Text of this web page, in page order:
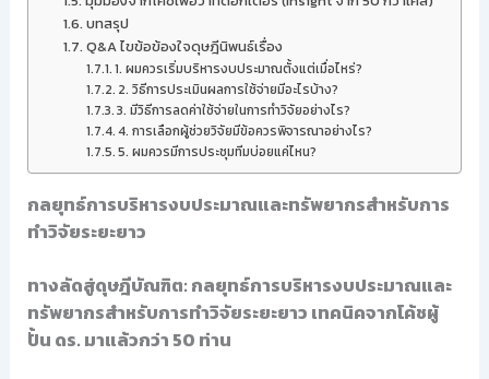
บทสรุป
Q&A ไขข้อข้องใจดุษฎีนิพนธ์เรื่อง
1. ผมควรเริ่มบริหารงบประมาณตั้งแต่เมื่อไหร่?
2. วิธีการประเมินผลการใช้จ่ายมีอะไรบ้าง?
3. มีวิธีการลดค่าใช้จ่ายในการทำวิจัยอย่างไร?
4. การเลือกผู้ช่วยวิจัยมีข้อควรพิจารณาอย่างไร?
5. ผมควรมีการประชุมทีมบ่อยแค่ไหน?
กลยุทธ์การบริหารงบประมาณและทรัพยากรสำหรับการ
ทำวิจัยระยะยาว
ทางลัดสู่ดุษฎีบัณฑิต: กลยุทธ์การบริหารงบประมาณและ
ทรัพยากรสำหรับการทำวิจัยระยะยาว เทคนิคจากโค้ชผู้
ปั้น ดร. มาแล้วกว่า 50 ท่าน